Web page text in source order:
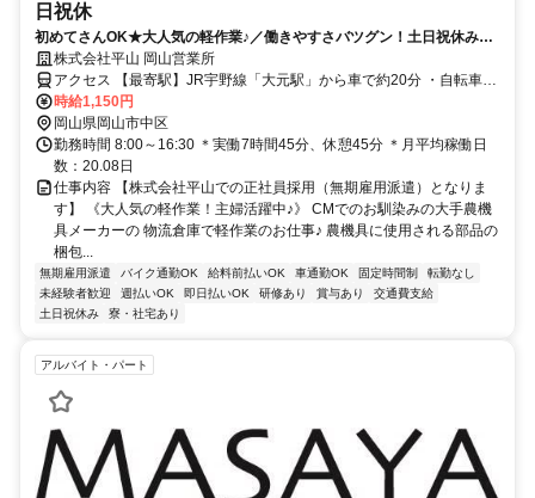
日祝休
初めてさんOK★大人気の軽作業♪／働きやすさバツグン！土日祝休み＆
日勤のみ＆残業少なめ／20代～40代の女性活躍中！
株式会社平山 岡山営業所
アクセス 【最寄駅】JR宇野線「大元駅」から車で約20分 ・自転車、
バイク、マイカー通勤OK！ ※敷地内に無料駐車場あり
時給1,150円
岡山県岡山市中区
勤務時間 8:00～16:30 ＊実働7時間45分、休憩45分 ＊月平均稼働日
数：20.08日
仕事内容 【株式会社平山での正社員採用（無期雇用派遣）となりま
す】 《大人気の軽作業！主婦活躍中♪》 CMでのお馴染みの大手農機
具メーカーの 物流倉庫で軽作業のお仕事♪ 農機具に使用される部品の
梱包...
無期雇用派遣 バイク通勤OK 給料前払いOK 車通勤OK 固定時間制
転勤なし
未経験者歓迎
週払いOK 即日払いOK 研修あり 賞与あり
交通費支給
土日祝休み
寮・社宅あり
アルバイト・パート